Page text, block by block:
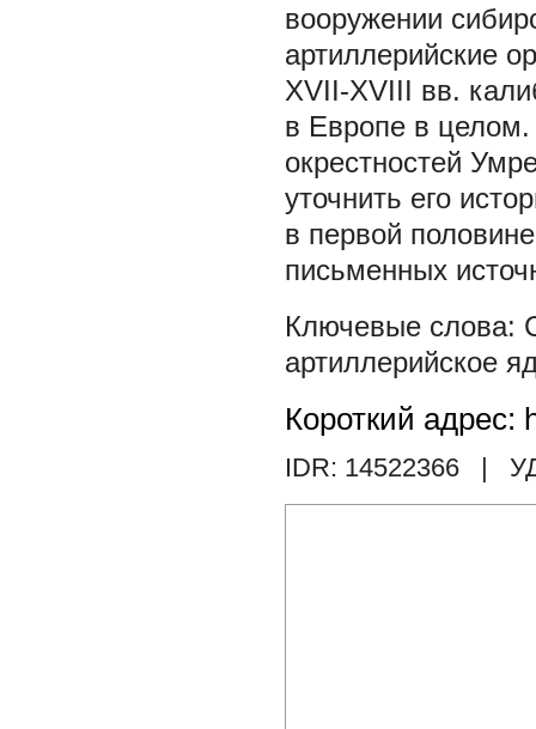
вооружении
артиллерийские
XVII-XVIII вв.
в Европе в целом.
окрестностей
уточнить его
в первой
письменных
артиллерийское
Короткий адрес:
IDR: 14522366 |